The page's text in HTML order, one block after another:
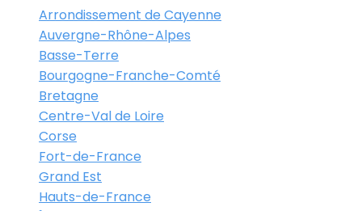
Arrondissement de Cayenne
Auvergne-Rhône-Alpes
Basse-Terre
Bourgogne-Franche-Comté
Bretagne
Centre-Val de Loire
Corse
Fort-de-France
Grand Est
Hauts-de-France